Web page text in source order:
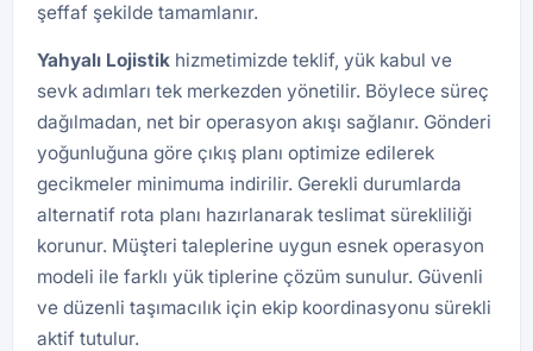
şeffaf şekilde tamamlanır.
Yahyalı Lojistik hizmetimizde teklif, yük kabul ve
sevk adımları tek merkezden yönetilir. Böylece süreç
dağılmadan, net bir operasyon akışı sağlanır. Gönderi
yoğunluğuna göre çıkış planı optimize edilerek
gecikmeler minimuma indirilir. Gerekli durumlarda
alternatif rota planı hazırlanarak teslimat sürekliliği
korunur. Müşteri taleplerine uygun esnek operasyon
modeli ile farklı yük tiplerine çözüm sunulur. Güvenli
ve düzenli taşımacılık için ekip koordinasyonu sürekli
aktif tutulur.